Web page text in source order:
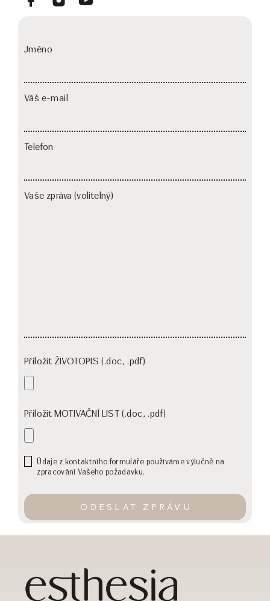
Jméno
Váš e-mail
Telefon
Vaše zpráva (volitelný)
Přiložit ŽIVOTOPIS (.doc, .pdf)
Přiložit MOTIVAČNÍ LIST (.doc, .pdf)
Údaje z kontaktního formuláře používáme výlučně na
zpracování Vašeho požadavku.